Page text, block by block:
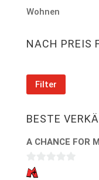
Wohnen
NACH PREIS
Filter
BESTE
A CHANCE FOR
0